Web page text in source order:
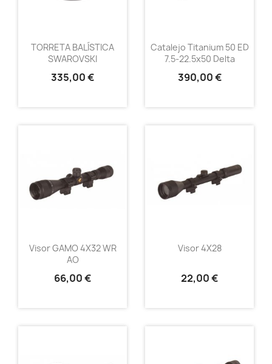
TORRETA BALÍSTICA
SWAROVSKI
335,00 €
Catalejo Titanium 50 ED
7.5-22.5x50 Delta
390,00 €
Visor GAMO 4X32 WR
AO
66,00 €
Visor 4X28
22,00 €